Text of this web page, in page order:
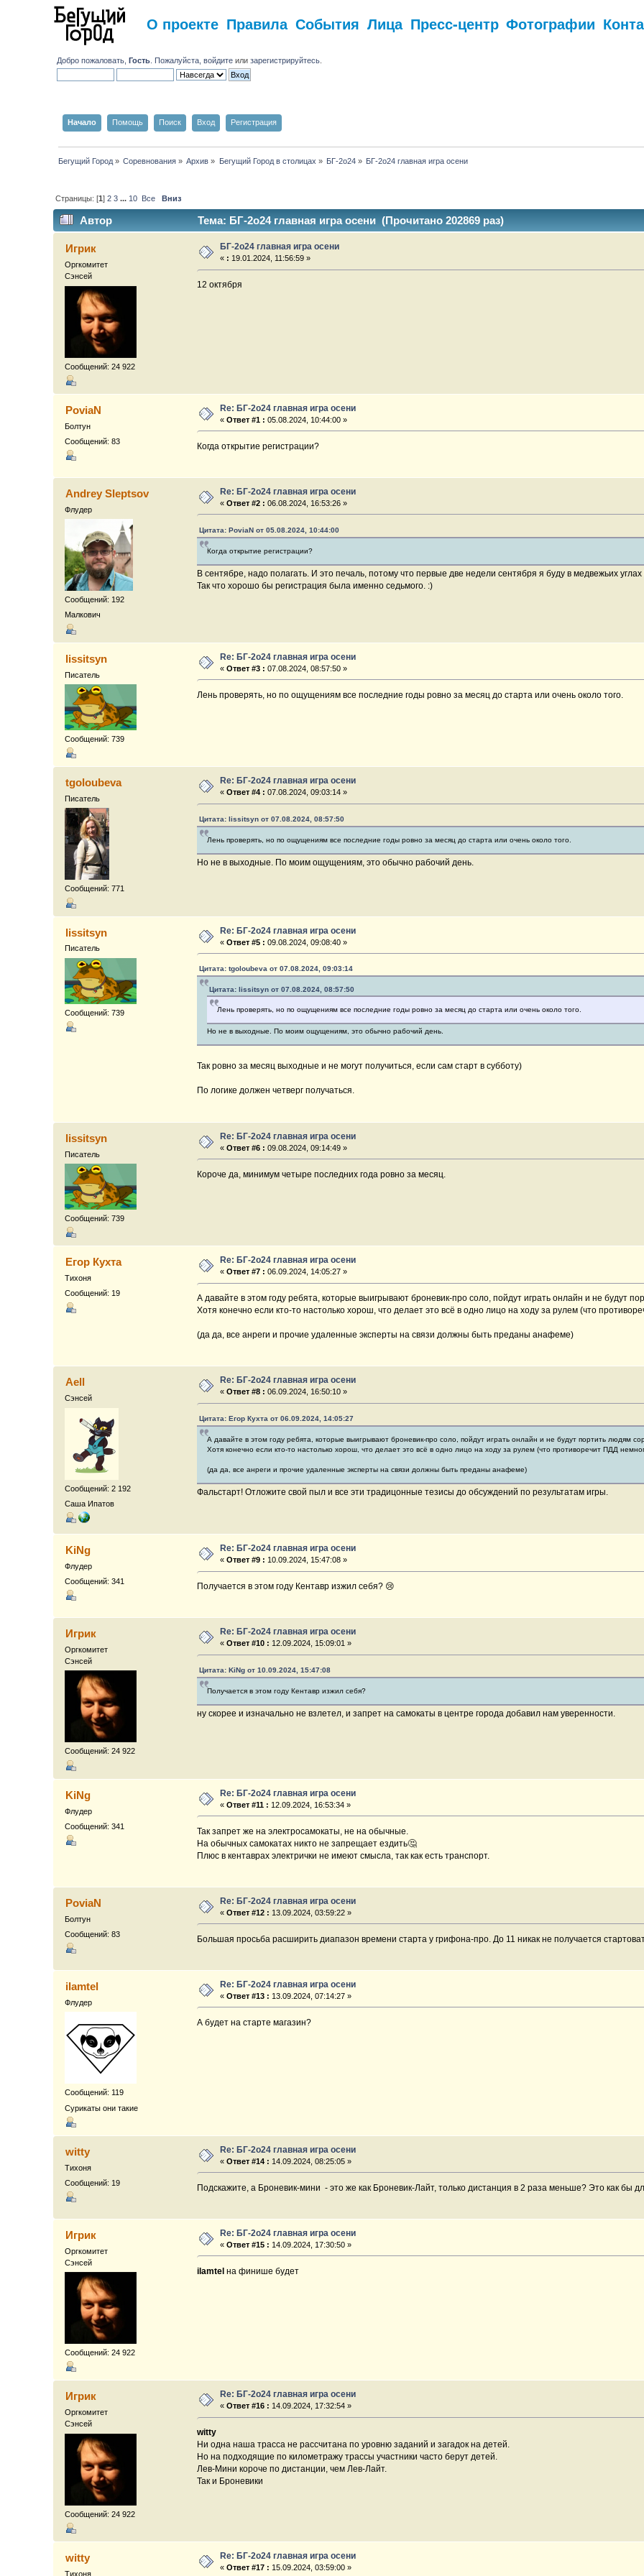
О проекте Правила События Лица Пресс-центр Фотографии
Добро пожаловать,Гость . Пожалуйста,войдите илизарегистрируйтесь
Начало Помощь Поиск Вход Регистрация
Бегущий Город» Соревнования» Архив » Бегущий Город в столицах » БГ-2о24» БГ-2о24 главная игра осени
Страницы: [1] 2 3 ... 10 Все Вниз
Автор Тема: БГ-2о24 главная игра осени (Прочитано 202869 раз)
Игрик
Оргкомитет
Сэнсей
Сообщений: 24 922
БГ-2о24 главная игра осени
« : 19.01.2024, 11:56:59 »
12 октября
PoviaN
Болтун
Сообщений: 83
Re: БГ-2о24 главная игра осени
«Ответ #1 : 05.08.2024, 10:44:00 »
Когда открытие регистрации?
Andrey Sleptsov
Флудер
Сообщений: 192
Малкович
Re: БГ-2о24 главная игра осени
«Ответ #2 : 06.08.2024, 16:53:26 »
Цитата: PoviaN от 05.08.2024, 10:44:00
Когда открытие регистрации?
В сентябре, надо полагать. И это печаль, потому что первые две недели сентября я буду в медвежьих
Так что хорошо бы регистрация была именно седьмого. :)
lissitsyn
Писатель
Сообщений: 739
Re: БГ-2о24 главная игра осени
«Ответ #3 : 07.08.2024, 08:57:50 »
Лень проверять, но по ощущениям все последние годы ровно за месяц до старта или очень около того.
tgoloubeva
Писатель
Сообщений: 771
Re: БГ-2о24 главная игра осени
«Ответ #4 : 07.08.2024, 09:03:14 »
Цитата: lissitsyn от 07.08.2024, 08:57:50
Лень проверять, но по ощущениям все последние годы ровно за месяц до старта или очень около того.
Но не в выходные. По моим ощущениям, это обычно рабочий день.
lissitsyn
Писатель
Сообщений: 739
Re: БГ-2о24 главная игра осени
«Ответ #5 : 09.08.2024, 09:08:40 »
Цитата: tgoloubeva от 07.08.2024, 09:03:14
Цитата: lissitsyn от 07.08.2024, 08:57:50
Лень проверять, но по ощущениям все последние годы ровно за месяц до старта или очень около того.
Но не в выходные. По моим ощущениям, это обычно рабочий день.
Так ровно за месяц выходные и не могут получиться, если сам старт в субботу)
По логике должен четверг получаться.
lissitsyn
Писатель
Сообщений: 739
Re: БГ-2о24 главная игра осени
«Ответ #6 : 09.08.2024, 09:14:49 »
Короче да, минимум четыре последних года ровно за месяц.
Егор Кухта
Тихоня
Сообщений: 19
Re: БГ-2о24 главная игра осени
«Ответ #7 : 06.09.2024, 14:05:27 »
А давайте в этом году ребята, которые выигрывают броневик-про соло, пойдут играть онлайн и не будут
Хотя конечно если кто-то настолько хорош, что делает это всё в одно лицо на ходу за рулем (что
(да да, все анреги и прочие удаленные эксперты на связи должны быть преданы анафеме)
Aell
Сэнсей
Сообщений: 2 192
Саша Ипатов
Re: БГ-2о24 главная игра осени
«Ответ #8 : 06.09.2024, 16:50:10 »
Цитата: Егор Кухта от 06.09.2024, 14:05:27
А давайте в этом году ребята, которые выигрывают броневик-про соло, пойдут играть онлайн и не будут портить людям
Хотя конечно если кто-то настолько хорош, что делает это всё в одно лицо на ходу за рулем (что противоречит ПДД
(да да, все анреги и прочие удаленные эксперты на связи должны быть преданы анафеме)
Фальстарт! Отложите свой пыл и все эти традицонные тезисы до обсуждений по результатам игры.
KiNg
Флудер
Сообщений: 341
Re: БГ-2о24 главная игра осени
«Ответ #9 : 10.09.2024, 15:47:08 »
Получается в этом году Кентавр изжил себя? 😢
Игрик
Оргкомитет
Сэнсей
Сообщений: 24 922
Re: БГ-2о24 главная игра осени
«Ответ #10 : 12.09.2024, 15:09:01 »
Цитата: KiNg от 10.09.2024, 15:47:08
Получается в этом году Кентавр изжил себя?
ну скорее и изначально не взлетел, и запрет на самокаты в центре города добавил нам уверенности.
KiNg
Флудер
Сообщений: 341
Re: БГ-2о24 главная игра осени
«Ответ #11 : 12.09.2024, 16:53:34 »
Так запрет же на электросамокаты, не на обычные.
На обычных самокатах никто не запрещает ездить🤔
Плюс в кентаврах электрички не имеют смысла, так как есть транспорт.
PoviaN
Болтун
Сообщений: 83
Re: БГ-2о24 главная игра осени
«Ответ #12 : 13.09.2024, 03:59:22 »
Большая просьба расширить диапазон времени старта у грифона-про. До 11 никак не получается
ilamtel
Флудер
Сообщений: 119
Сурикаты они такие
Re: БГ-2о24 главная игра осени
«Ответ #13 : 13.09.2024, 07:14:27 »
А будет на старте магазин?
witty
Тихоня
Сообщений: 19
Re: БГ-2о24 главная игра осени
«Ответ #14 : 14.09.2024, 08:25:05 »
Подскажите, а Броневик-мини - это же как Броневик-Лайт, только дистанция в 2 раза меньше? Это как бы
Игрик
Оргкомитет
Сэнсей
Сообщений: 24 922
Re: БГ-2о24 главная игра осени
«Ответ #15 : 14.09.2024, 17:30:50 »
ilamtel на финише будет
Игрик
Оргкомитет
Сэнсей
Сообщений: 24 922
Re: БГ-2о24 главная игра осени
«Ответ #16 : 14.09.2024, 17:32:54 »
witty
Ни одна наша трасса не рассчитана по уровню заданий и загадок на детей.
Но на подходящие по километражу трассы участники часто берут детей.
Лев-Мини короче по дистанции, чем Лев-Лайт.
Так и Броневики
witty
Тихоня
Re: БГ-2о24 главная игра осени
«Ответ #17 : 15.09.2024, 03:59:00 »